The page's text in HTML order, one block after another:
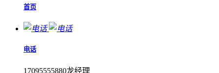
首页
电话
17095555880龙经理